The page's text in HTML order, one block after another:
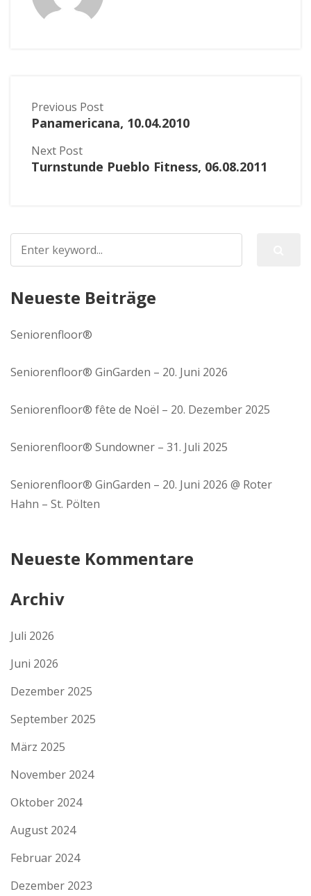
Previous Post
Panamericana, 10.04.2010
Next Post
Turnstunde Pueblo Fitness, 06.08.2011
Neueste Beiträge
Seniorenfloor®
Seniorenfloor® GinGarden – 20. Juni 2026
Seniorenfloor® fête de Noël – 20. Dezember 2025
Seniorenfloor® Sundowner – 31. Juli 2025
Seniorenfloor® GinGarden – 20. Juni 2026 @ Roter
Hahn – St. Pölten
Neueste Kommentare
Archiv
Juli 2026
Juni 2026
Dezember 2025
September 2025
März 2025
November 2024
Oktober 2024
August 2024
Februar 2024
Dezember 2023